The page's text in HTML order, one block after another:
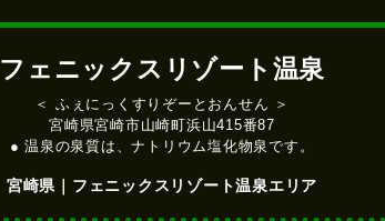
フェニックスリゾート温泉
＜ ふぇにっくすりぞーとおんせん ＞
宮崎県宮崎市山崎町浜山415番87
● 温泉の泉質は、ナトリウム塩化物泉です。
宮崎県｜フェニックスリゾート温泉エリア